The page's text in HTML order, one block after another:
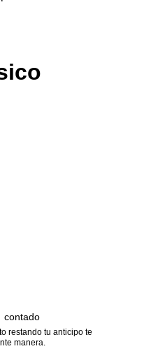
contado
restando tu anticipo te
manera.